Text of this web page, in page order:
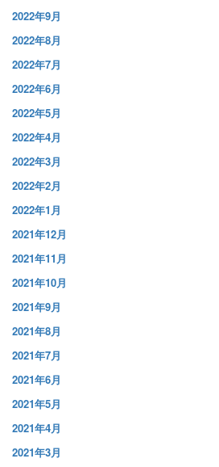
2022年9月
2022年8月
2022年7月
2022年6月
2022年5月
2022年4月
2022年3月
2022年2月
2022年1月
2021年12月
2021年11月
2021年10月
2021年9月
2021年8月
2021年7月
2021年6月
2021年5月
2021年4月
2021年3月